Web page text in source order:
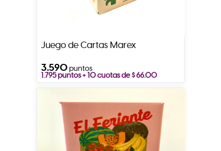
Juego de Cartas Marex
3.590puntos
1.795 puntos + 10 cuotas de $ 66.00